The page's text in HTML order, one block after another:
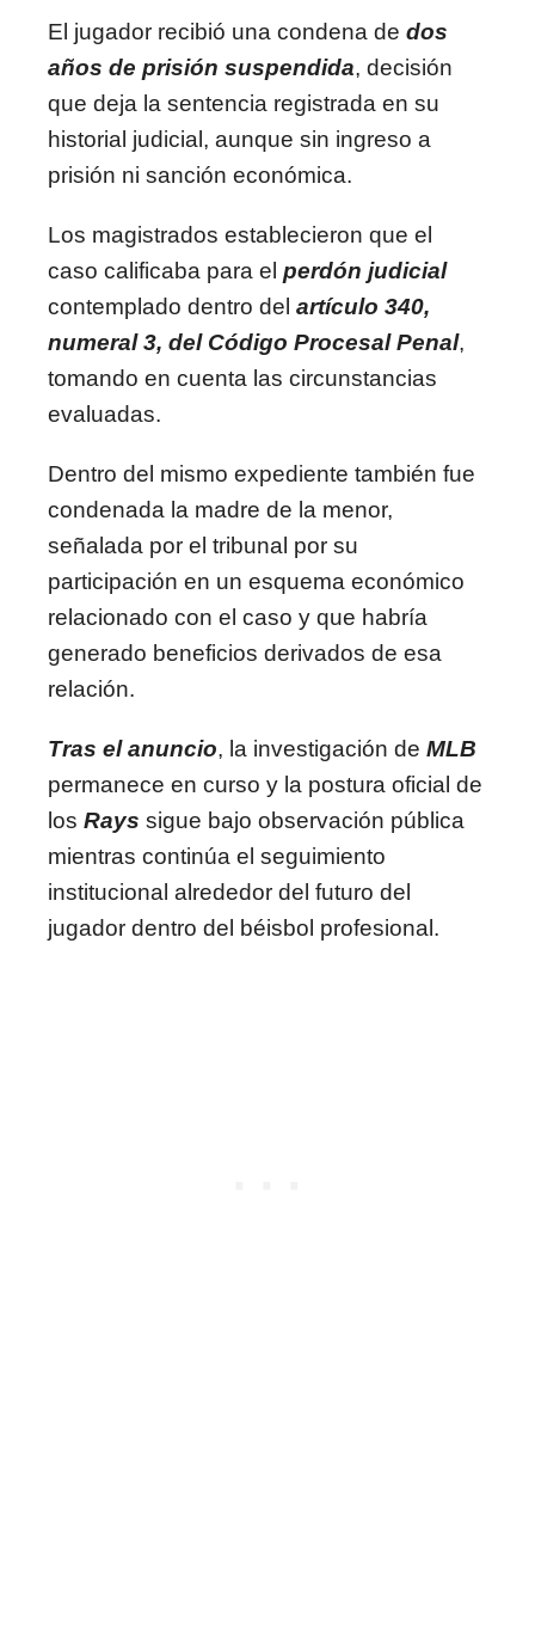
El jugador recibió una condena de dos
años de prisión suspendida, decisión
que deja la sentencia registrada en su
historial judicial, aunque sin ingreso a
prisión ni sanción económica.
Los magistrados establecieron que el
caso calificaba para el perdón judicial
contemplado dentro del artículo 340,
numeral 3, del Código Procesal Penal,
tomando en cuenta las circunstancias
evaluadas.
Dentro del mismo expediente también fue
condenada la madre de la menor,
señalada por el tribunal por su
participación en un esquema económico
relacionado con el caso y que habría
generado beneficios derivados de esa
relación.
Tras el anuncio, la investigación de MLB
permanece en curso y la postura oficial de
los Rays sigue bajo observación pública
mientras continúa el seguimiento
institucional alrededor del futuro del
jugador dentro del béisbol profesional.